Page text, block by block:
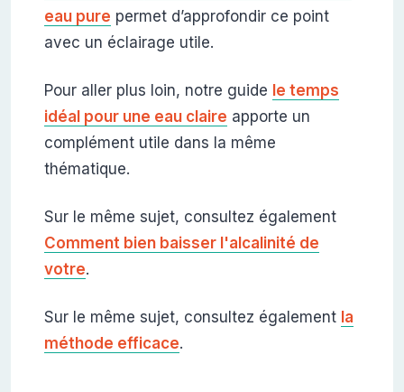
eau pure permet d’approfondir ce point
avec un éclairage utile.
Pour aller plus loin, notre guide le temps
idéal pour une eau claire apporte un
complément utile dans la même
thématique.
Sur le même sujet, consultez également
Comment bien baisser l'alcalinité de
votre.
Sur le même sujet, consultez également la
méthode efficace.